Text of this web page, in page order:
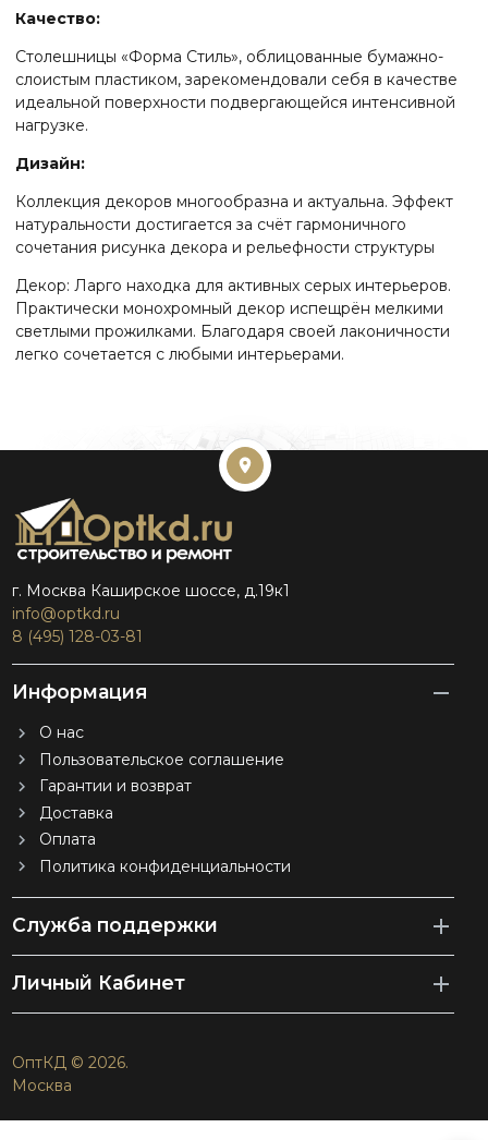
Качество:
Столешницы «Форма Стиль», облицованные бумажно-
слоистым пластиком, зарекомендовали себя в качестве
идеальной поверхности подвергающейся интенсивной
нагрузке.
Дизайн:
Коллекция декоров многообразна и актуальна. Эффект
натуральности достигается за счёт гармоничного
сочетания рисунка декора и рельефности структуры
Декор: Ларго находка для активных серых интерьеров.
Практически монохромный декор испещрён мелкими
светлыми прожилками. Благодаря своей лаконичности
легко сочетается с любыми интерьерами.
г. Москва Каширское шоссе, д.19к1
info@optkd.ru
8 (495) 128-03-81
Информация
О нас
Пользовательское соглашение
Гарантии и возврат
Доставка
Оплата
Политика конфиденциальности
Служба поддержки
Личный Кабинет
ОптКД © 2026.
Москва